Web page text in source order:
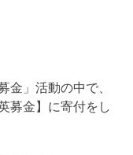
金」活動の中で、
募金】に寄付をし